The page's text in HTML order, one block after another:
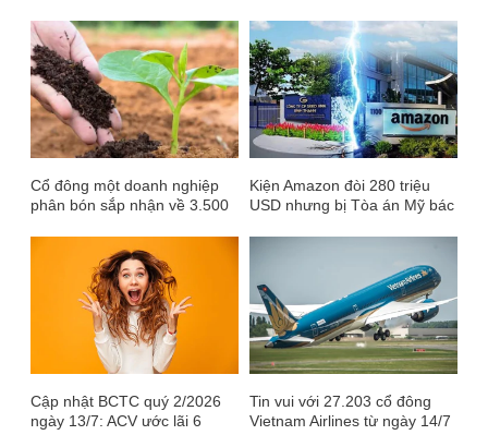
đồng
Cổ đông một doanh nghiệp
phân bón sắp nhận về 3.500
Kiện Amazon đòi 280 triệu
USD nhưng bị Tòa án Mỹ bác
Cập nhật BCTC quý 2/2026
ngày 13/7: ACV ước lãi 6
Tin vui với 27.203 cổ đông
Vietnam Airlines từ ngày 14/7